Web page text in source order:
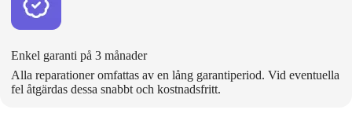
Enkel garanti på 3 månader
Alla reparationer omfattas av en lång garantiperiod. Vid eventuella
fel åtgärdas dessa snabbt och kostnadsfritt.